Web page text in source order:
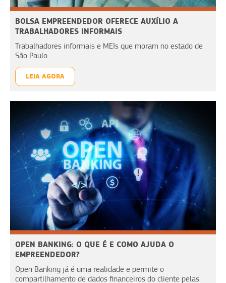
BOLSA EMPREENDEDOR OFERECE AUXÍLIO A
TRABALHADORES INFORMAIS
Trabalhadores informais e MEIs que moram no estado de
São Paulo
LEIA AGORA
OPEN BANKING: O QUE É E COMO AJUDA O
EMPREENDEDOR?
Open Banking já é uma realidade e permite o
compartilhamento de dados financeiros do cliente pelas